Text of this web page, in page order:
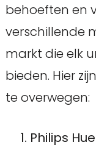
behoeften en
verschillende
markt die elk
bieden. Hier
te overwegen:
Philips